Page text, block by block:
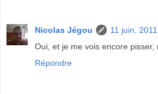
Nicolas Jégou
11 juin,
Oui, et je me vois encore pisser,
Répondre